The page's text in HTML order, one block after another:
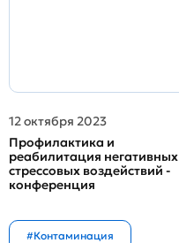
12 октября 2023
Профилактика и
реабилитация негативных
стрессовых воздействий -
конференция
#Контаминация